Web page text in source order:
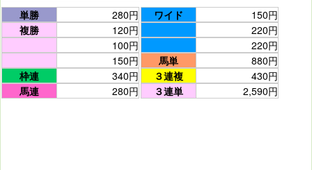
単勝
280円
複勝
120円
100円
150円
枠連
340円
馬連
280円
ワイド
150円
220円
220円
馬単
880円
３連複
430円
３連単
2,590円